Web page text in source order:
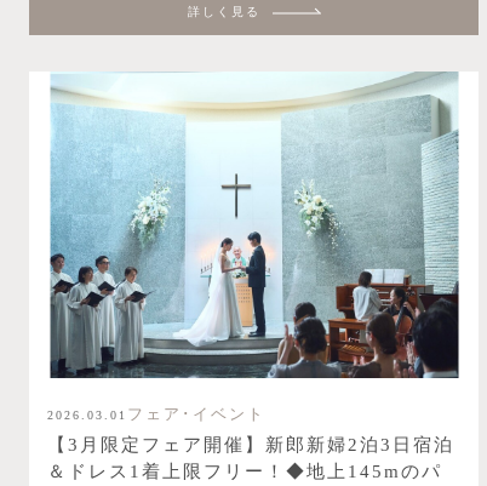
詳しく見る
2026.03.01 フェア･イベント
【3月限定フェア開催】新郎新婦2泊3日宿泊
＆ドレス1着上限フリー！◆地上145mのパ